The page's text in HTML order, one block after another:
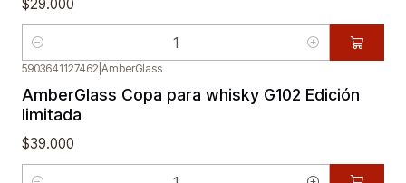
$29.000
Cantidad
5903641127462 AmberGlass
AmberGlass Copa para whisky G102 Edición
limitada
$39.000